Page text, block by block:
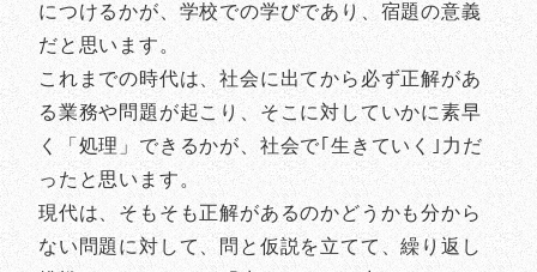
につけるかが、学校での学びであり、宿題の意義
だと思います。
これまでの時代は、社会に出てから必ず正解があ
る業務や問題が起こり、そこに対していかに素早
く「処理」できるかが、社会で｢生きていく｣力だ
ったと思います。
現代は、そもそも正解があるのかどうかも分から
ない問題に対して、問と仮説を立てて、繰り返し